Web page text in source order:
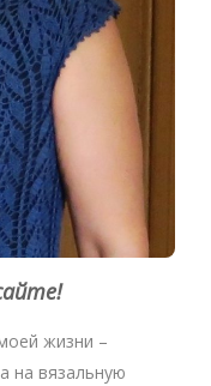
жизни –
на вязальную